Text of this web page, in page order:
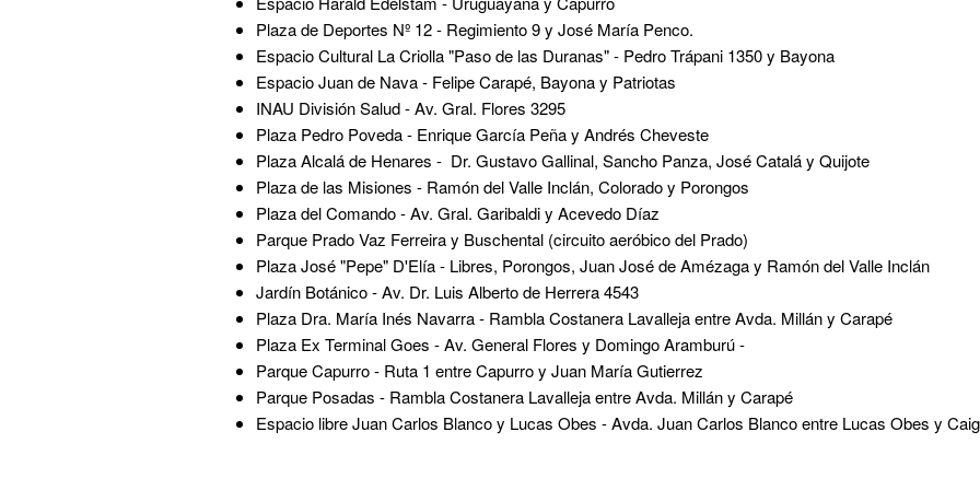
Plaza de Deportes Nº 12 - Regimiento 9 y José María Penco.
Espacio Cultural La Criolla "Paso de las Duranas" - Pedro Trápani 1350 y Bayona
Espacio Juan de Nava - Felipe Carapé, Bayona y Patriotas
INAU División Salud - Av. Gral. Flores 3295
Plaza Pedro Poveda - Enrique García Peña y Andrés Cheveste
Plaza Alcalá de Henares - Dr. Gustavo Gallinal, Sancho Panza, José Catalá y Quijote
Plaza de las Misiones - Ramón del Valle Inclán, Colorado y Porongos
Plaza del Comando - Av. Gral. Garibaldi y Acevedo Díaz
Parque Prado Vaz Ferreira y Buschental (circuito aeróbico del Prado)
Plaza José "Pepe" D'Elía - Libres, Porongos, Juan José de Amézaga y Ramón del Valle Inclán
Jardín Botánico - Av. Dr. Luis Alberto de Herrera 4543
Plaza Dra. María Inés Navarra - Rambla Costanera Lavalleja entre Avda. Millán y Carapé
Plaza Ex Terminal Goes - Av. General Flores y Domingo Aramburú -
Parque Capurro - Ruta 1 entre Capurro y Juan María Gutierrez
Parque Posadas - Rambla Costanera Lavalleja entre Avda. Millán y Carapé
Espacio libre Juan Carlos Blanco y Lucas Obes - Avda. Juan Carlos Blanco entre Lucas Obes y